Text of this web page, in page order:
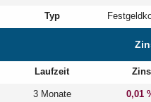
Typ
Laufzeit
3 Monate 0,01